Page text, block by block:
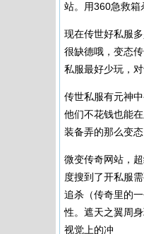
站。用360急救箱
现在传世好私服
很缺德哦，变态
私服最好少玩，
传世私服有元神
他们不花钱也能
装备弄的那么变
微变传奇网站，
度搜到了开私服
追杀（传奇里的
性。遮天之翼周
视觉上的冲